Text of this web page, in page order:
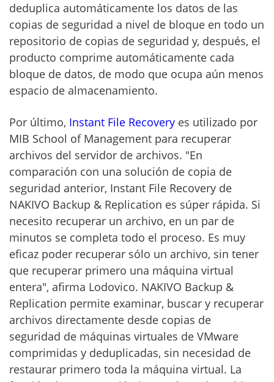
deduplica automáticamente los datos de las
copias de seguridad a nivel de bloque en todo un
repositorio de copias de seguridad y, después, el
producto comprime automáticamente cada
bloque de datos, de modo que ocupa aún menos
espacio de almacenamiento.
Por último, Instant File Recovery es utilizado por
MIB School of Management para recuperar
archivos del servidor de archivos. "En
comparación con una solución de copia de
seguridad anterior, Instant File Recovery de
NAKIVO Backup & Replication es súper rápida. Si
necesito recuperar un archivo, en un par de
minutos se completa todo el proceso. Es muy
eficaz poder recuperar sólo un archivo, sin tener
que recuperar primero una máquina virtual
entera", afirma Lodovico. NAKIVO Backup &
Replication permite examinar, buscar y recuperar
archivos directamente desde copias de
seguridad de máquinas virtuales de VMware
comprimidas y deduplicadas, sin necesidad de
restaurar primero toda la máquina virtual. La